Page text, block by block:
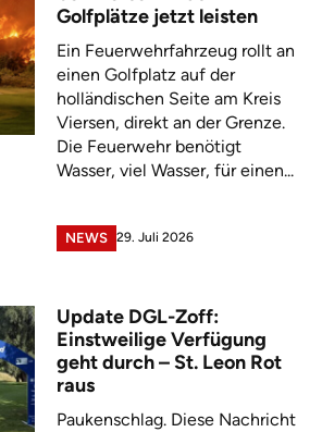
Golfplätze jetzt leisten
Ein Feuerwehrfahrzeug rollt an
einen Golfplatz auf der
holländischen Seite am Kreis
Viersen, direkt an der Grenze.
Die Feuerwehr benötigt
Wasser, viel Wasser, für einen...
NEWS 29. Juli 2026
Update DGL-Zoff:
Einstweilige Verfügung
geht durch – St. Leon Rot
raus
Paukenschlag. Diese Nachricht